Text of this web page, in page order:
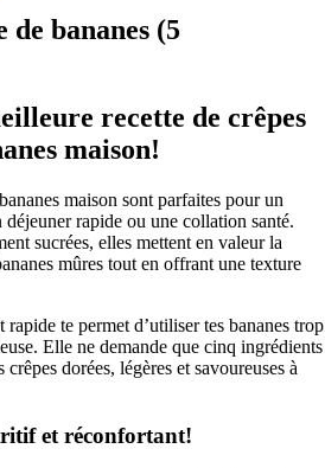
de bananes (5
recette de crêpes
maison!
maison sont parfaites pour un
rapide ou une collation santé.
sucrées, elles mettent en valeur la
mûres tout en offrant une texture
rapide te permet d’utiliser tes bananes trop
Elle ne demande que cinq ingrédients
crêpes dorées, légères et savoureuses à
et réconfortant!